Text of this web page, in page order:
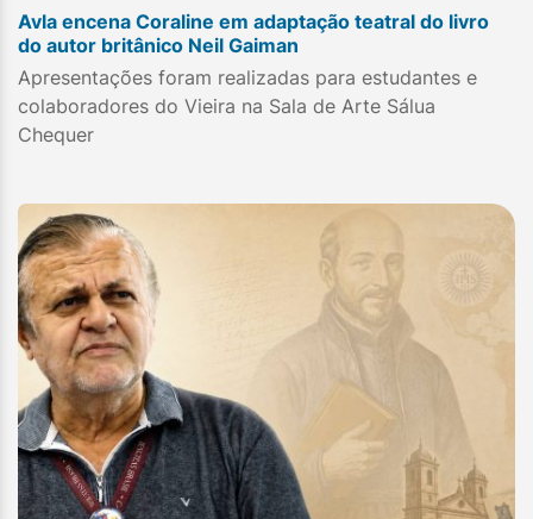
Avla encena Coraline em adaptação teatral do livro
do autor britânico Neil Gaiman
Apresentações foram realizadas para estudantes e
colaboradores do Vieira na Sala de Arte Sálua
Chequer